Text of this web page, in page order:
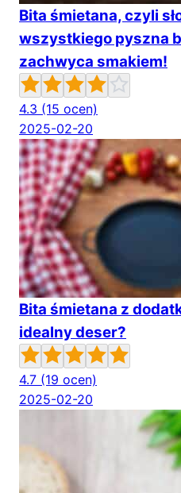
Bita śmietana, czyli
wszystkiego pyszna
zachwyca smakiem!
4.3 (15 ocen)
2025-02-20
Bita śmietana z
idealny deser?
4.7 (19 ocen)
2025-02-20